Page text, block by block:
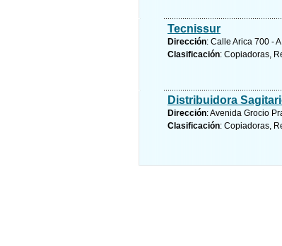
Tecnissur
Dirección: Calle Arica 700 -
Clasificación: Copiadoras,
Distribuidora
Dirección: Avenida Grocio
Clasificación: Copiadoras,